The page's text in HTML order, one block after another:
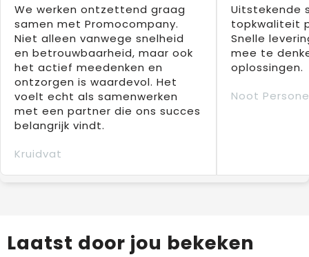
We werken ontzettend graag
samen met Promocompany.
Niet alleen vanwege snelheid
en betrouwbaarheid, maar ook
het actief meedenken en
ontzorgen is waardevol. Het
voelt echt als samenwerken
met een partner die ons succes
belangrijk vindt.
Kruidvat
Uitstekende
topkwaliteit
Snelle
mee te
oplossingen.
Noot
Laatst door jou bekeken